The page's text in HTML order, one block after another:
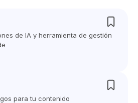
de IA y herramienta de gestión
para tu contenido